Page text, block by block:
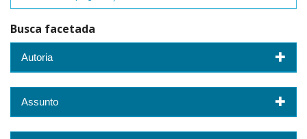
Busca facetada
Autoria
Assunto